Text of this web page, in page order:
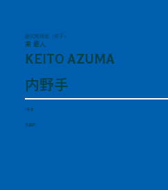
硬式野球部（男子）
東 慶人
KEITO AZUMA
内野手
1年生
京都府